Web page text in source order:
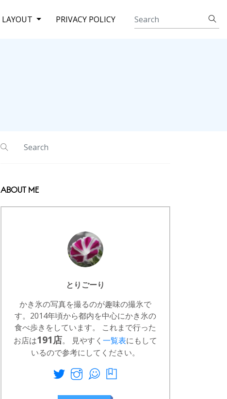
LAYOUT PRIVACY POLICY
ABOUT ME
とりごーり
かき氷の写真を撮るのが趣味の撮氷で
す。2014年頃から都内を中心にかき氷の
食べ歩きをしています。 これまで行った
お店は191店。 見やすく 一覧表にもして
いるので参考にしてください。